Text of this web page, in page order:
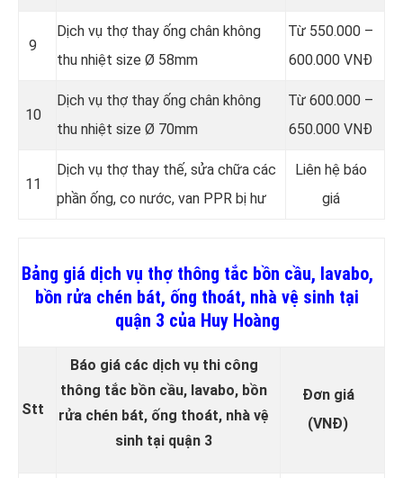
9
Dịch vụ thợ thay ống chân không
thu nhiệt size Ø 58mm
Từ 550.000 –
600.000 VNĐ
10
Dịch vụ thợ thay ống chân không
thu nhiệt size Ø 70mm
Từ 600.000 –
650.000 VNĐ
11
Dịch vụ thợ thay thế, sửa chữa các
phần ống, co nước, van PPR bị hư
Liên hệ báo
giá
Bảng giá dịch vụ thợ thông tắc bồn cầu, lavabo,
bồn rửa chén bát, ống thoát, nhà vệ sinh tại
quận 3 của Huy Hoàng
Stt
Báo giá các dịch vụ thi công
thông tắc bồn cầu, lavabo, bồn
rửa chén bát, ống thoát, nhà vệ
sinh tại quận 3
Đơn giá
(VNĐ)